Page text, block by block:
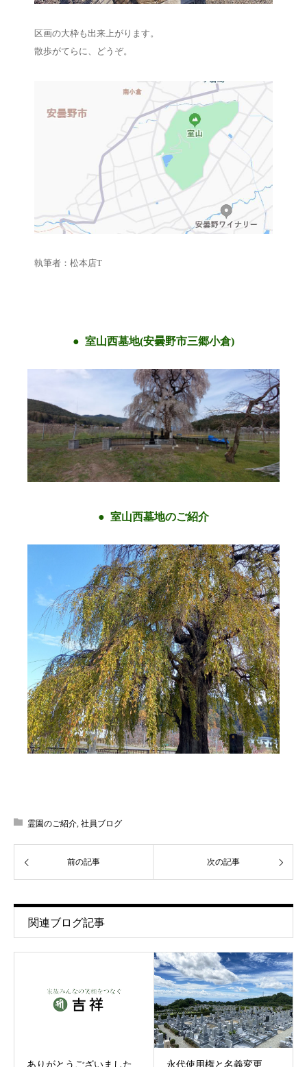
区画の大枠も出来上がります。
散歩がてらに、どうぞ。
執筆者：松本店T
室山西墓地(安曇野市三郷小倉)
室山西墓地のご紹介
霊園のご紹介, 社員ブログ
前の記事 次の記事
関連ブログ記事
ありがとうございました 永代使用権と名義変更